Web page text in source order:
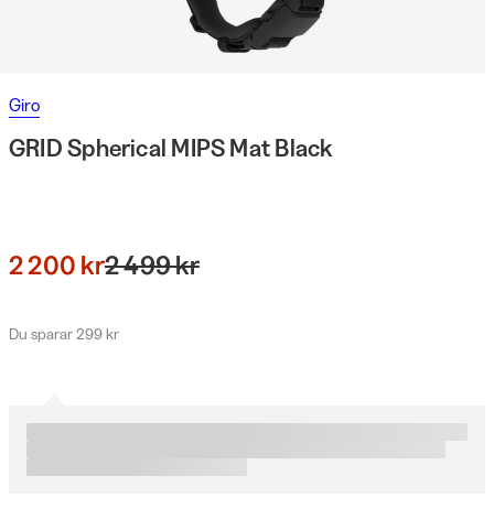
Giro
GRID Spherical MIPS Mat Black
2 200 kr2 499 kr
Du sparar 299 kr